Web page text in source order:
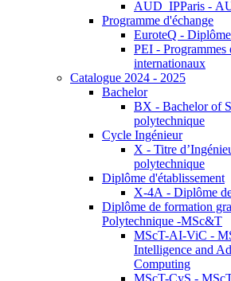
AUD_IPParis -
Programme d'échange
EuroteQ -
PEI - Programmes
internationaux
Catalogue 2024 - 2025
Bachelor
BX - Bachelor of
polytechnique
Cycle Ingénieur
X - Titre
polytechnique
Diplôme d'établissement
X-4A - Diplôme
Diplôme de formation
Polytechnique -MSc&T
MScT-AI-ViC -
Intelligence and
Computing
MScT-CyS -